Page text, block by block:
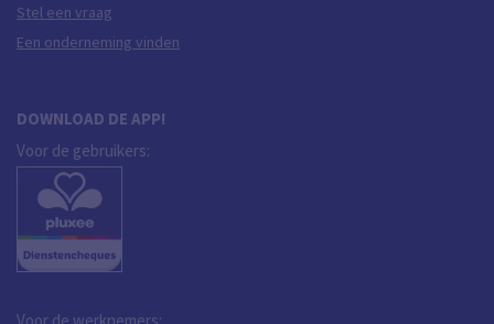
Stel een vraag
Een onderneming vinden
DOWNLOAD DE APP!
Voor de gebruikers: